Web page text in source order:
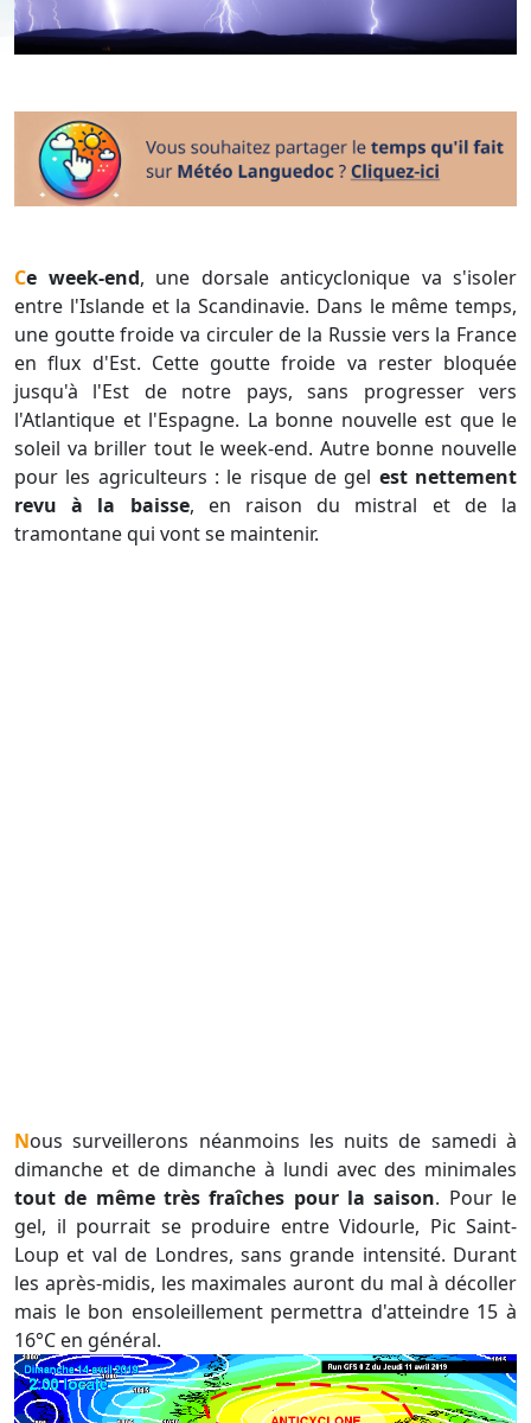
Ce week-end, une dorsale anticyclonique va s'isoler
entre l'Islande et la Scandinavie. Dans le même temps,
une goutte froide va circuler de la Russie vers la France
en flux d'Est. Cette goutte froide va rester bloquée
jusqu'à l'Est de notre pays, sans progresser vers
l'Atlantique et l'Espagne. La bonne nouvelle est que le
soleil va briller tout le week-end. Autre bonne nouvelle
pour les agriculteurs : le risque de gel est nettement
revu à la baisse, en raison du mistral et de la
tramontane qui vont se maintenir.
Nous surveillerons néanmoins les nuits de samedi à
dimanche et de dimanche à lundi avec des minimales
tout de même très fraîches pour la saison. Pour le
gel, il pourrait se produire entre Vidourle, Pic Saint-
Loup et val de Londres, sans grande intensité. Durant
les après-midis, les maximales auront du mal à décoller
mais le bon ensoleillement permettra d'atteindre 15 à
16°C en général.